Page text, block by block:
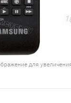
для